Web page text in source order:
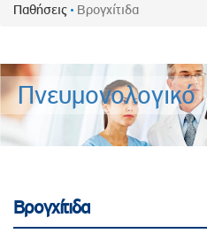
Παθήσεις Βρογχίτιδα
Πνευμονολογικό
Βρογχίτιδα